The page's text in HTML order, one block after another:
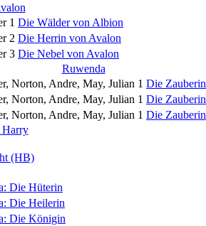
1 Die Wälder von Albion
2 Die Herrin von Avalon
3 Die Nebel von Avalon
Ruwenda
Norton, Andre, May, Julian 1 Die
Norton, Andre, May, Julian 1 Die
Norton, Andre, May, Julian 1 Die
Harry
(HB)
Die Hüterin
Die Heilerin
Die Königin